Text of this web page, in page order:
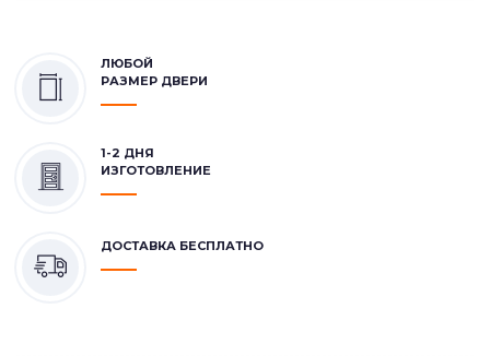
ЛЮБОЙ
РАЗМЕР ДВЕРИ
1-2 ДНЯ
ИЗГОТОВЛЕНИЕ
ДОСТАВКА БЕСПЛАТНО